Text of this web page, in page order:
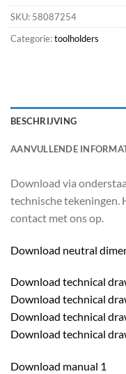
SKU: 58087254
Categorie:toolholders
BESCHRIJVING
AANVULLENDE
Download via
technische tekeningen.
contact met ons op.
Download neutral
Download technical
Download technical
Download technical
Download technical
Download manual 1